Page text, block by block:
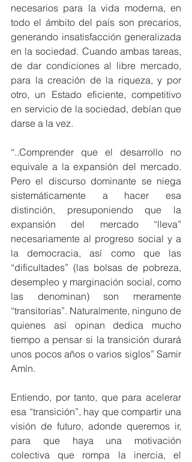
necesarios para la vida moderna, en
todo el ámbito del país son precarios,
generando insatisfacción generalizada
en la sociedad. Cuando ambas tareas,
de dar condiciones al libre mercado,
para la creación de la riqueza, y por
otro, un Estado eficiente, competitivo
en servicio de la sociedad, debían que
darse a la vez.
“..Comprender que el desarrollo no
equivale a la expansión del mercado.
Pero el discurso dominante se niega
sistemáticamente a hacer esa
distinción, presuponiendo que la
expansión del mercado “lleva”
necesariamente al progreso social y a
la democracia, así como que las
“dificultades” (las bolsas de pobreza,
desempleo y marginación social, como
las denominan) son meramente
“transitorias”. Naturalmente, ninguno de
quienes así opinan dedica mucho
tiempo a pensar si la transición durará
unos pocos años o varios siglos” Samir
Amín.
Entiendo, por tanto, que para acelerar
esa “transición”, hay que compartir una
visión de futuro, adonde queremos ir,
para que haya una motivación
colectiva que rompa la inercia, el